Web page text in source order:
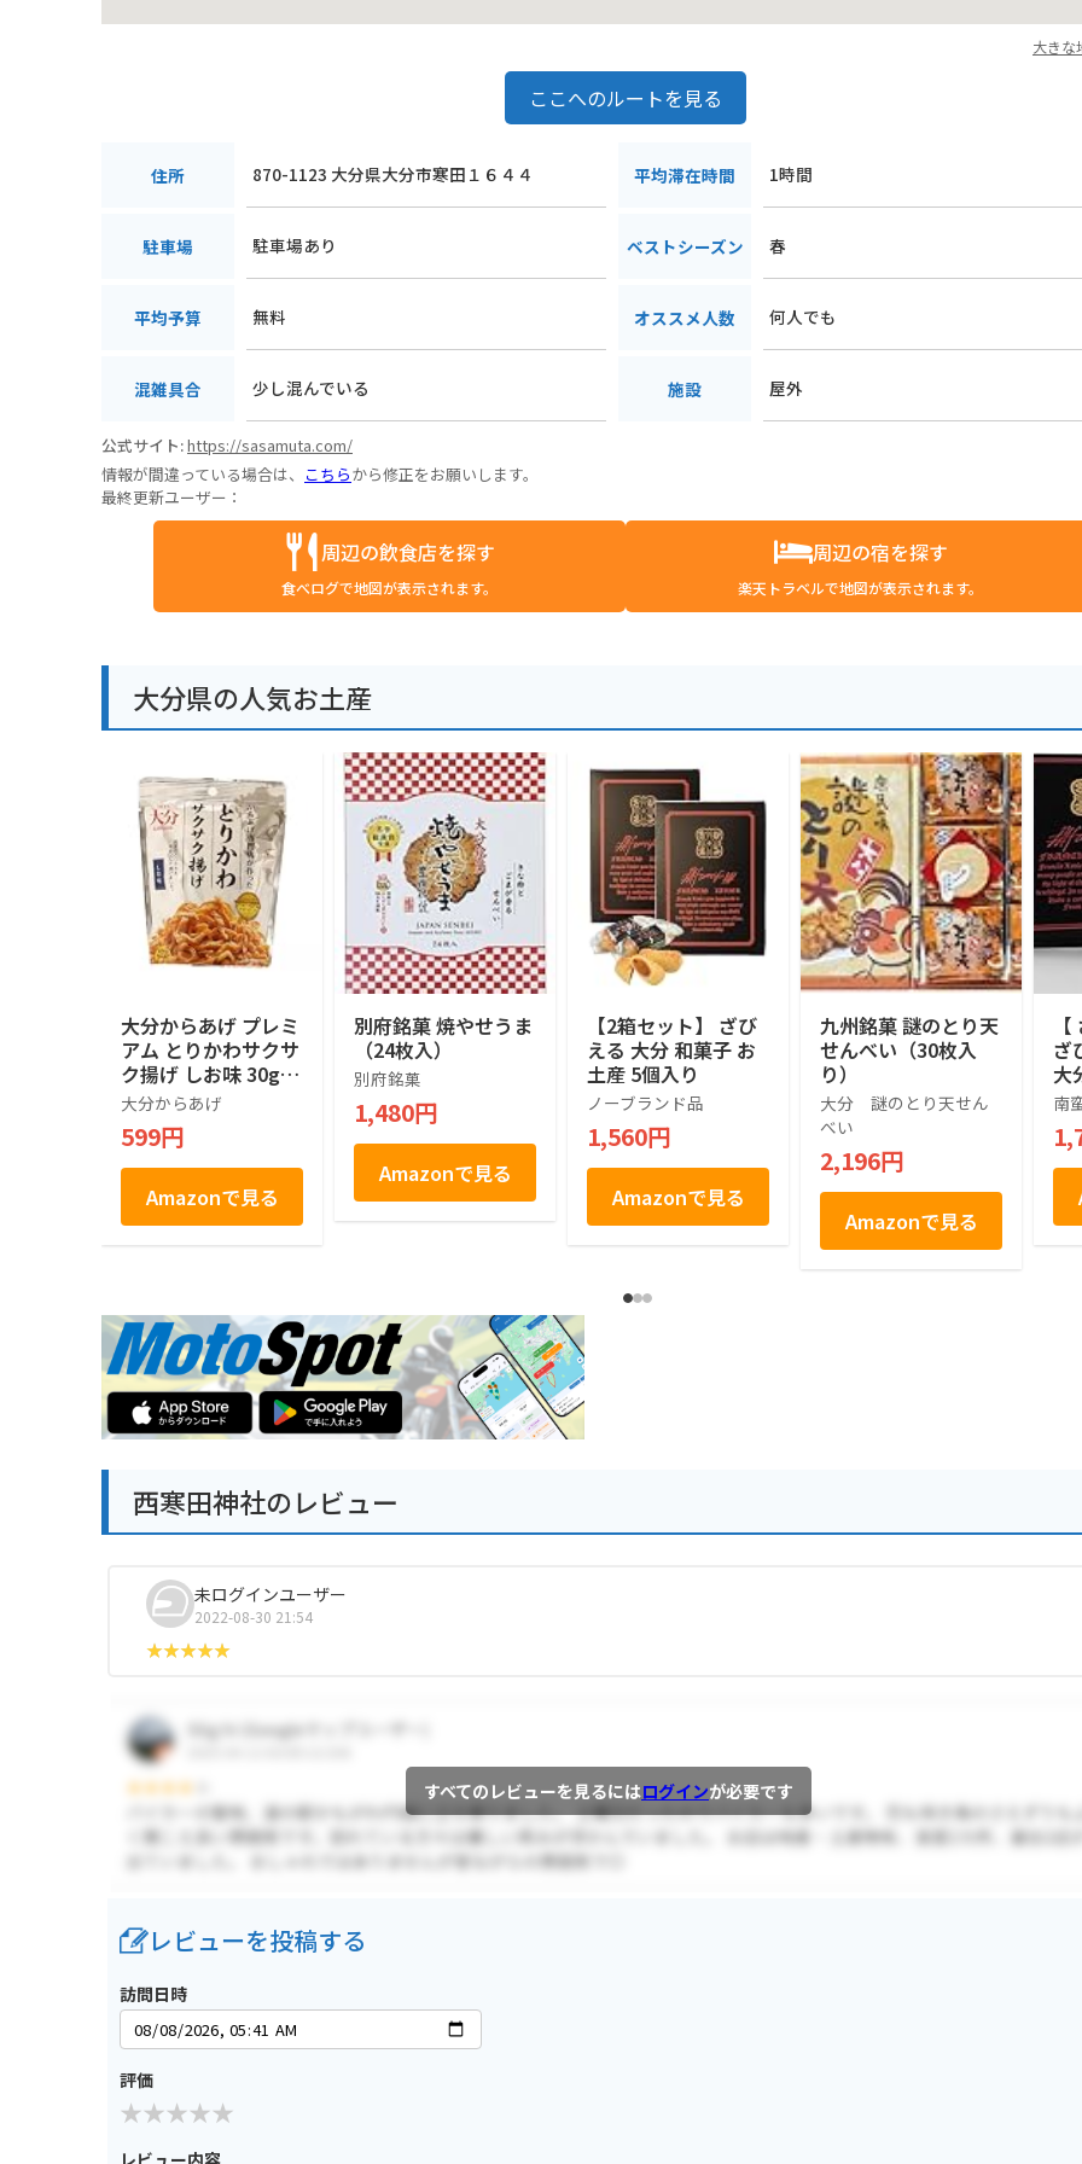
大きな
ここへのルートを見る
住所 870-1123 大分県大分市寒田１６４４ 平均滞在時間 1時間
駐車場 駐車場あり ベストシーズン 春
平均予算 無料 オススメ人数 何人でも
混雑具合 少し混んでいる 施設 屋外
公式サイト:https://sasamuta.com/
情報が間違っている場合は、 こちらから修正をお願いします。
最終更新ユーザー：
周辺の飲食店を探す
食べログで地図が表示されます。
周辺の宿を探す
楽天トラベルで地図が表示されます。
大分県の人気お土産
大分からあげ プレミ
アム とりかわサクサ
ク揚げ しお味 30g
おつまみ おやつ ス
ナック からあげ専門
店
大分からあげ
599円
Amazonで見る
別府銘菓 焼やせうま
（24枚入）
別府銘菓
1,480円
Amazonで見る
【2箱セット】 ざび
える 大分 和菓子 お
土産 5個入り
ノーブランド品
1,560円
Amazonで見る
九州銘菓 謎のとり天
せんべい（30枚入
り）
大分 謎のとり天せん
べい
2,196円
Amazonで見る
ざ
大
洋
南
西寒田神社のレビュー
未ログインユーザー
2022-08-30 21:54
すべてのレビューを見るにはログインが必要です
レビューを投稿する
訪問日時
評価
レビュー内容